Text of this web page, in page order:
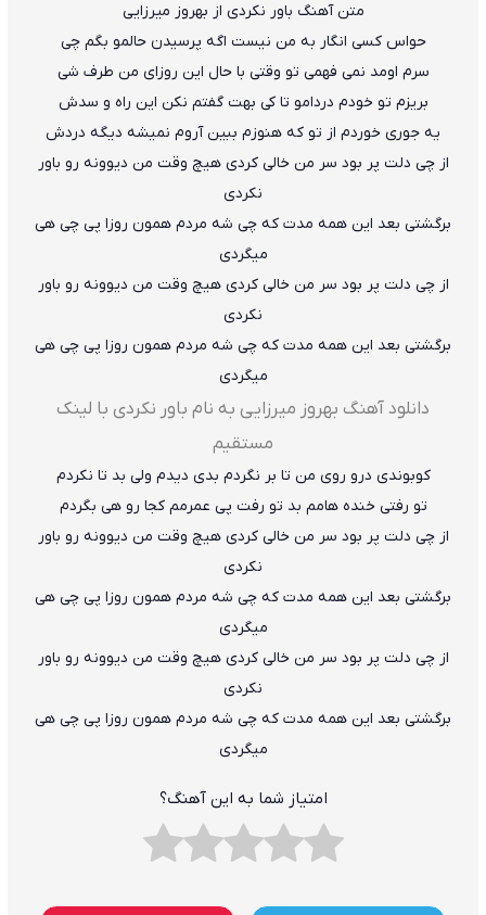
متن آهنگ باور نکردی از بهروز میرزایی
حواس کسی انگار به من نیست اگه پرسیدن حالمو بگم چی
سرم اومد نمی فهمی تو وقتی با حال این روزای من طرف شی
بریزم تو خودم دردامو تا کی بهت گفتم نکن این راه و سدش
یه جوری خوردم از تو که هنوزم ببین آروم نمیشه دیگه دردش
از چی دلت پر بود سر من خالی کردی هیچ وقت من دیوونه رو باور
نکردی
برگشتی بعد این همه مدت که چی شه مردم همون روزا پی چی هی
میگردی
از چی دلت پر بود سر من خالی کردی هیچ وقت من دیوونه رو باور
نکردی
برگشتی بعد این همه مدت که چی شه مردم همون روزا پی چی هی
میگردی
دانلود آهنگ بهروز میرزایی به نام باور نکردی با لینک
مستقیم
کوبوندی درو روی من تا بر نگردم بدی دیدم ولی بد تا نکردم
تو رفتی خنده هامم بد تو رفت پی عمرمم کجا رو هی بگردم
از چی دلت پر بود سر من خالی کردی هیچ وقت من دیوونه رو باور
نکردی
برگشتی بعد این همه مدت که چی شه مردم همون روزا پی چی هی
میگردی
از چی دلت پر بود سر من خالی کردی هیچ وقت من دیوونه رو باور
نکردی
برگشتی بعد این همه مدت که چی شه مردم همون روزا پی چی هی
میگردی
امتیاز شما به این آهنگ؟